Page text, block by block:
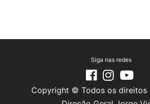
Siga nas redes
Copyright © Todos os direitos